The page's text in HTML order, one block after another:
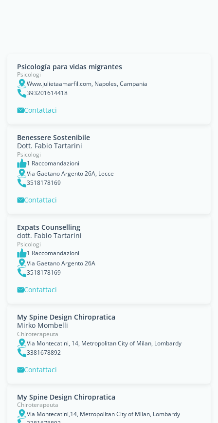
Psicología para vidas migrantes
Psicologi
Www.julietaamarfil.com, Napoles, Campania
393201614418
Contattaci
Benessere Sostenibile
Dott. Fabio Tartarini
Psicologi
1 Raccomandazioni
Via Gaetano Argento 26A, Lecce
3518178169
Contattaci
Expats Counselling
dott. Fabio Tartarini
Psicologi
1 Raccomandazioni
Via Gaetano Argento 26A
3518178169
Contattaci
My Spine Design Chiropratica
Mirko Mombelli
Chiroterapeuta
Via Montecatini, 14, Metropolitan City of Milan, Lombardy
3381678892
Contattaci
My Spine Design Chiropratica
Chiroterapeuta
Via Montecatini,14, Metropolitan City of Milan, Lombardy